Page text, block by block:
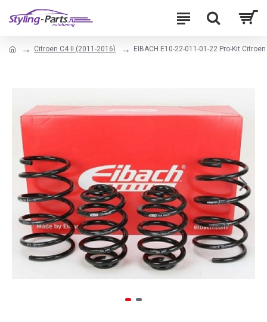
Citroen C4 II (2011-2016) EIBACH E10-22-011-01-22 Pro-Kit